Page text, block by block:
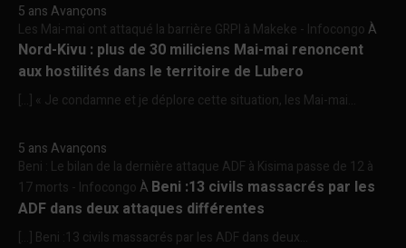
5 ans Avançons
Les Mai-mai ont attaqué la barrière GRPI à Makeke - InfocongoÀ
Nord-Kivu : plus de 30 miliciens Mai-mai renoncent
aux hostilités dans le territoire de Lubero
[…] « Je condamne et je déplore cette situation, les Mai-mai...
5 ans Avançons
Beni : Le bilan de la dernière attaque ADF à Kisima passe de 12 à
17 morts - InfocongoÀ Beni :13 civils massacrés par les
ADF dans deux attaques différentes
[…] Beni :13 civils massacrés par les ADF dans deux...